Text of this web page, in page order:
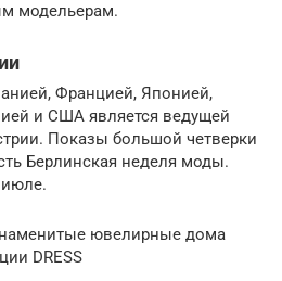
модельерам.
Францией, Японией,
и США является ведущей
Показы большой четверки
Берлинская неделя моды.
июле.
ювелирные дома
DRESS